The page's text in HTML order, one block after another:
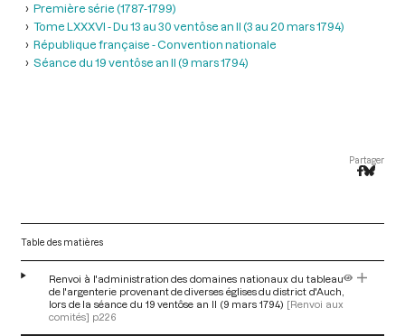
Première série (1787-1799)
Tome LXXXVI - Du 13 au 30 ventôse an II (3 au 20 mars 1794)
République française - Convention nationale
Séance du 19 ventôse an II (9 mars 1794)
Partager
Table des matières
Renvoi à l'administration des domaines nationaux du tableau
de l'argenterie provenant de diverses églises du district d'Auch,
lors de la séance du 19 ventôse an II (9 mars 1794) [Renvoi aux
comités] p.226